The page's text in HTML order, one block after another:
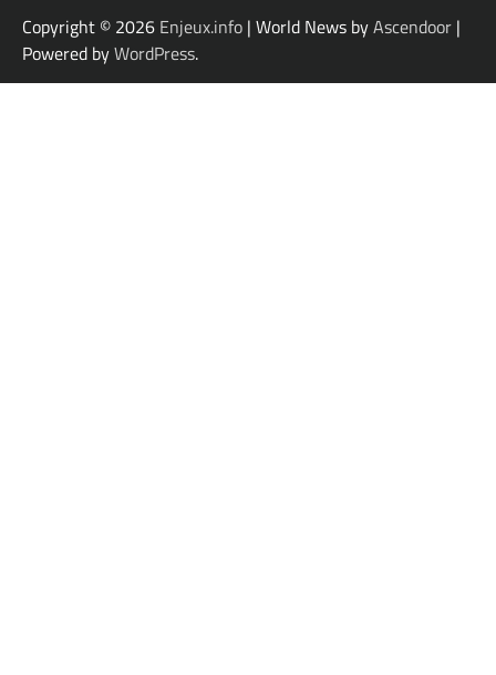
Copyright © 2026 Enjeux.info | World News byAscendoor |
Powered byWordPress.